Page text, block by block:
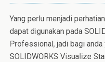
Yang perlu menjadi
dapat digunakan pada
Professional, jadi bagi
SOLIDWORKS Visualize